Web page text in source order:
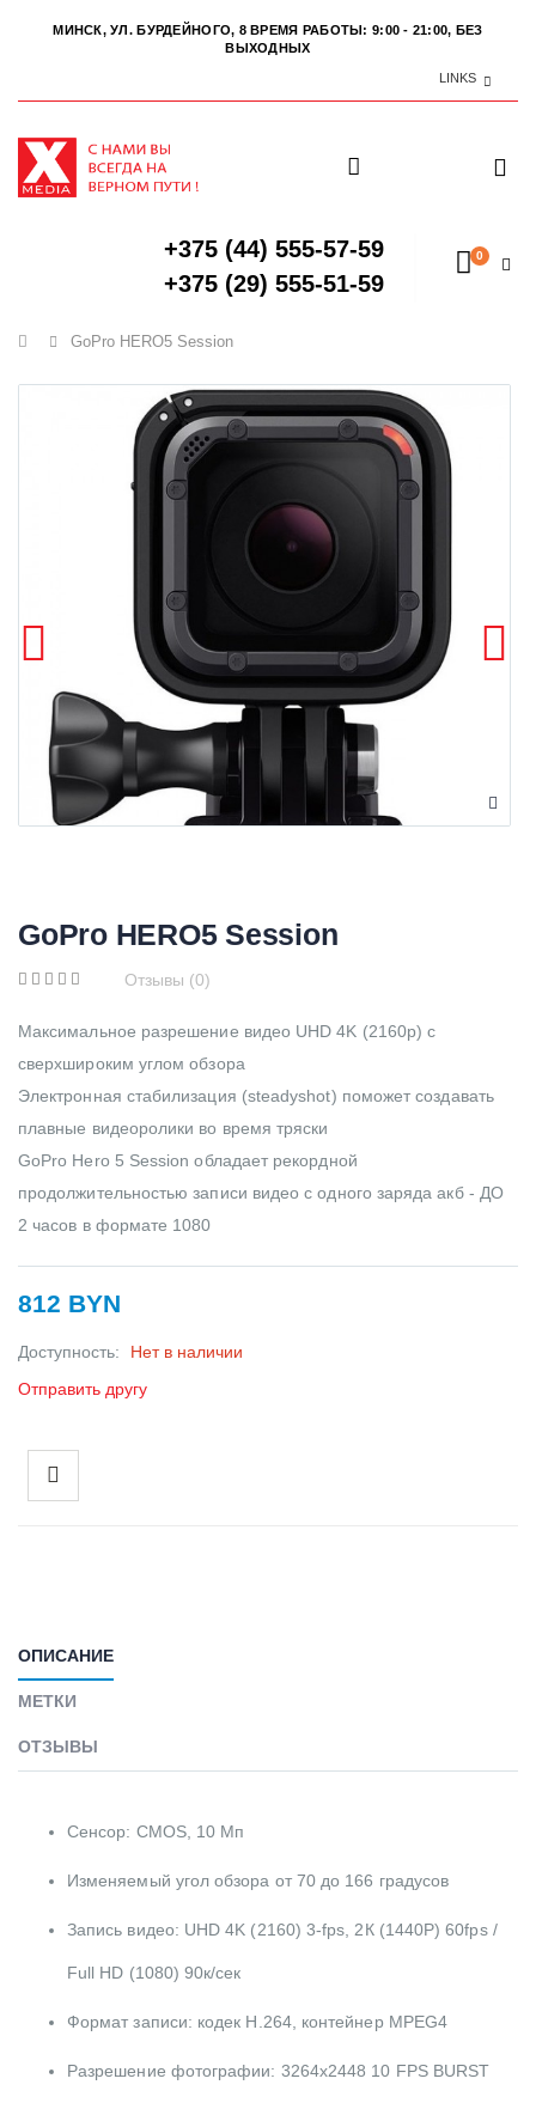
МИНСК, УЛ. БУРДЕЙНОГО, 8 ВРЕМЯ РАБОТЫ: 9:00 - 21:00, БЕЗ
ВЫХОДНЫХ
LINKS
+375 (44) 555-57-59
+375 (29) 555-51-59
0
Главная
GoPro HERO5 Session
GoPro HERO5 Session
Отзывы (0)
Максимальное разрешение видео UHD 4K (2160р) с
сверхшироким углом обзора
Электронная стабилизация (steadyshot) поможет создавать
плавные видеоролики во время тряски
GoPro Hero 5 Session обладает рекордной
продолжительностью записи видео с одного заряда акб - ДО
2 часов в формате 1080
812 BYN
Доступность:
Нет в наличии
Отправить другу
ОПИСАНИЕ
МЕТКИ
ОТЗЫВЫ
Сенсор: CMOS, 10 Мп
Изменяемый угол обзора от 70 до 166 градусов
Запись видео: UHD 4K (2160) 3-fps, 2К (1440P) 60fps /
Full HD (1080) 90к/сек
Формат записи: кодек H.264, контейнер MPEG4
Разрешение фотографии: 3264x2448 10 FPS BURST